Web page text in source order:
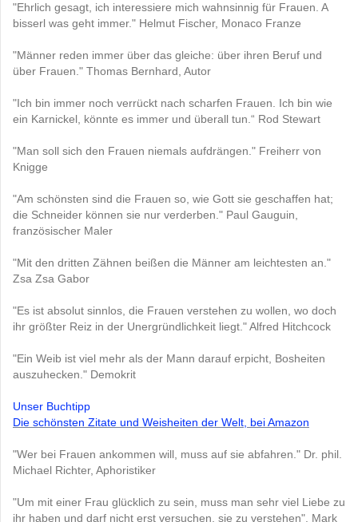
"Ehrlich gesagt, ich interessiere mich wahnsinnig für Frauen. A
bisserl was geht immer." Helmut Fischer, Monaco Franze
"Männer reden immer über das gleiche: über ihren Beruf und
über Frauen." Thomas Bernhard, Autor
"Ich bin immer noch verrückt nach scharfen Frauen. Ich bin wie
ein Karnickel, könnte es immer und überall tun.“ Rod Stewart
"Man soll sich den Frauen niemals aufdrängen." Freiherr von
Knigge
"Am schönsten sind die Frauen so, wie Gott sie geschaffen hat;
die Schneider können sie nur verderben." Paul Gauguin,
französischer Maler
"Mit den dritten Zähnen beißen die Männer am leichtesten an."
Zsa Zsa Gabor
"Es ist absolut sinnlos, die Frauen verstehen zu wollen, wo doch
ihr größter Reiz in der Unergründlichkeit liegt." Alfred Hitchcock
"Ein Weib ist viel mehr als der Mann darauf erpicht, Bosheiten
auszuhecken." Demokrit
Unser Buchtipp
Die schönsten Zitate und Weisheiten der Welt, bei Amazon
"Wer bei Frauen ankommen will, muss auf sie abfahren." Dr. phil.
Michael Richter, Aphoristiker
"Um mit einer Frau glücklich zu sein, muss man sehr viel Liebe zu
ihr haben und darf nicht erst versuchen, sie zu verstehen". Mark